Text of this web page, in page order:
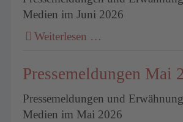
Medien im Juni 2026
Weiterlesen …
Pressemeldungen Mai
Pressemeldungen und
Medien im Mai 2026